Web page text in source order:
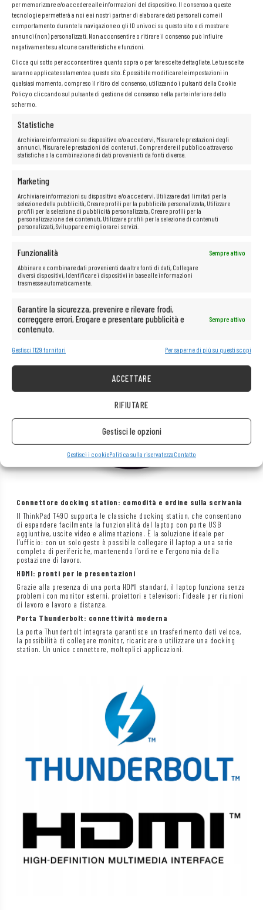
per memorizzare e/o accedere alle informazioni del dispositivo. Il consenso a queste
tecnologie permetterà a noi e ai nostri partner di elaborare dati personali come il
comportamento durante la navigazione o gli ID univoci su questo sito e di mostrare
annunci (non) personalizzati. Non acconsentire o ritirare il consenso può influire
negativamente su alcune caratteristiche e funzioni.
Clicca qui sotto per acconsentire a quanto sopra o per fare scelte dettagliate. Le tue scelte
saranno applicate solamente a questo sito. È possibile modificare le impostazioni in
qualsiasi momento, compreso il ritiro del consenso, utilizzando i pulsanti della Cookie
Policy o cliccando sul pulsante di gestione del consenso nella parte inferiore dello
schermo.
Statistiche
Archiviare informazioni su dispositivo e/o accedervi, Misurare le prestazioni degli
annunci, Misurare le prestazioni dei contenuti, Comprendere il pubblico attraverso
statistiche o la combinazione di dati provenienti da fonti diverse.
Marketing
Archiviare informazioni su dispositivo e/o accedervi, Utilizzare dati limitati per la
selezione della pubblicità, Creare profili per la pubblicità personalizzata, Utilizzare
profili per la selezione di pubblicità personalizzata, Creare profili per la
personalizzazione dei contenuti, Utilizzare profili per la selezione di contenuti
personalizzati, Sviluppare e migliorare i servizi.
Funzionalità
Sempre attivo
Abbinare e combinare dati provenienti da altre fonti di dati, Collegare
diversi dispositivi, Identificare i dispositivi in base alle informazioni
trasmesse automaticamente.
Garantire la sicurezza, prevenire e rilevare frodi,
correggere errori, Erogare e presentare pubblicità e
contenuto.
Sempre attivo
Gestisci 1129 fornitori Per saperne di più su questi scopi
ACCETTARE
RIFIUTARE
Gestisci le opzioni
Gestisci i cookiePolitica sulla riservatezzaContatto
Ampia possibilità di regolazione: coperchio apribile fino a 180
La cerniera che consente di aprire il laptop in piano (fino a 180 gradi)
permette di regolare in modo flessibile l’angolo di inclinazione dello
schermo. Ciò è particolarmente utile nel lavoro di squadra, durante le
presentazioni o in viaggio.
La comoda tastiera a isola con tasti chiari e piacevoli è il segno
distintivo della serie ThinkPad. In combinazione con il touchpad
sensibile e il leggendario trackpoint, consente un comodo controllo
anche senza l’uso del mouse, indipendentemente dalle condizioni.
Il laptop è dotato di un pratico interruttore meccanico che copre la
aumenta la privacy e la sicurezza dell’utente in ogni situazione.
Connettore docking station: comodità e ordine sulla scrivania
Il ThinkPad T490 supporta le classiche docking station, che consentono
di espandere facilmente la funzionalità del laptop con porte USB
aggiuntive, uscite video e alimentazione. È la soluzione ideale per
l’ufficio: con un solo gesto è possibile collegare il laptop a una serie
completa di periferiche, mantenendo l’ordine e l’ergonomia della
postazione di lavoro.
HDMI: pronti per le presentazioni
Grazie alla presenza di una porta HDMI standard, il laptop funziona senza
problemi con monitor esterni, proiettori e televisori: l’ideale per riunioni
di lavoro e lavoro a distanza.
Porta Thunderbolt: connettività moderna
La porta Thunderbolt integrata garantisce un trasferimento dati veloce,
la possibilità di collegare monitor, ricaricare o utilizzare una docking
station. Un unico connettore, molteplici applicazioni.